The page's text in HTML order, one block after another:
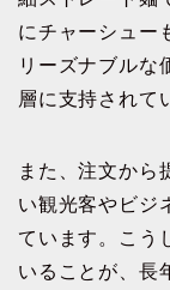
にチャーシュー
リーズナブルな
層に支持されて
また、注文から
い観光客やビジ
ています。こう
いることが、長